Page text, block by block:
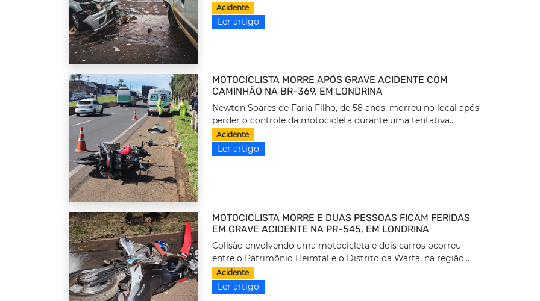
Acidente
Ler artigo
MOTOCICLISTA MORRE APÓS GRAVE ACIDENTE COM
CAMINHÃO NA BR-369, EM LONDRINA
Newton Soares de Faria Filho, de 58 anos, morreu no local após
perder o controle da motocicleta durante uma tentativa...
Acidente
Ler artigo
MOTOCICLISTA MORRE E DUAS PESSOAS FICAM FERIDAS
EM GRAVE ACIDENTE NA PR-545, EM LONDRINA
Colisão envolvendo uma motocicleta e dois carros ocorreu
entre o Patrimônio Heimtal e o Distrito da Warta, na região...
Acidente
Ler artigo